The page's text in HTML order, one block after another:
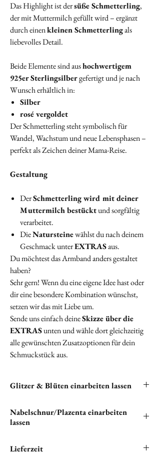
Das Highlight ist dersüße Schmetterling,
der mit Muttermilch gefüllt wird – ergänzt
durch einenkleinen Schmetterlingals
liebevolles Detail.
Beide Elemente sind aushochwertigem
925er Sterlingsilbergefertigt und je nach
Wunsch erhältlich in:
Silber
rosé vergoldet
Der Schmetterling steht symbolisch für
Wandel, Wachstum und neue Lebensphasen –
perfekt als Zeichen deiner Mama-Reise.
Gestaltung
DerSchmetterling wird mit deiner
Muttermilch bestücktund sorgfältig
verarbeitet.
DieNatursteinewählst du nach deinem
Geschmack unterEXTRASaus.
Du möchtest das Armband anders gestaltet
haben?
Sehr gern! Wenn du eine eigene Idee hast oder
dir eine besondere Kombination wünschst,
setzen wir das mit Liebe um.
Sende uns einfach deineSkizze über die
EXTRASunten und wähle dort gleichzeitig
alle gewünschten Zusatzoptionen für dein
Schmuckstück aus.
Glitzer & Blüten einarbeiten lassen
deinem einzigartigen Schmuckstück verewigen
möchtest, bist du hier genau richtig.
diese Elemente einfügen sollen."
Nabelschnur/Plazenta einarbeiten
lassen
deinem einzigartigen Schmuckstück verewigen
Lieferzeit